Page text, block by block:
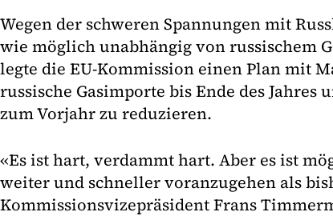
Wegen der schweren Spannungen mit
wie möglich unabhängig von russischem
legte die EU-Kommission einen Plan mit
russische Gasimporte bis Ende des
zum Vorjahr zu reduzieren.
«Es ist hart, verdammt hart. Aber es ist
weiter und schneller voranzugehen als
Kommissionsvizepräsident Frans